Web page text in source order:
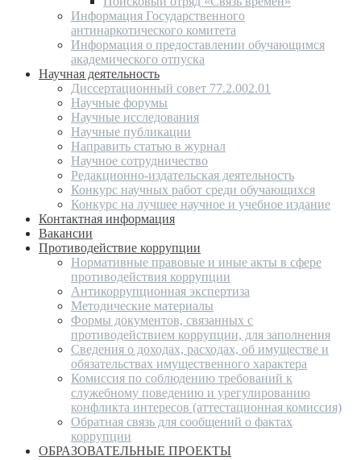
Информация Государственного
антинаркотического комитета
Информация о предоставлении обучающимся
академического отпуска
Научная деятельность
Диссертационный совет 77.2.002.01
Научные форумы
Научные исследования
Научные публикации
Направить статью в журнал
Научное сотрудничество
Редакционно-издательская деятельность
Конкурс научных работ среди обучающихся
Конкурс на лучшее научное и учебное издание
Контактная информация
Вакансии
Противодействие коррупции
Нормативные правовые и иные акты в сфере
противодействия коррупции
Антикоррупционная экспертиза
Методические материалы
Формы документов, связанных с
противодействием коррупции, для заполнения
Сведения о доходах, расходах, об имуществе и
обязательствах имущественного характера
Комиссия по соблюдению требований к
служебному поведению и урегулированию
конфликта интересов (аттестационная комиссия)
Обратная связь для сообщений о фактах
коррупции
ОБРАЗОВАТЕЛЬНЫЕ ПРОЕКТЫ